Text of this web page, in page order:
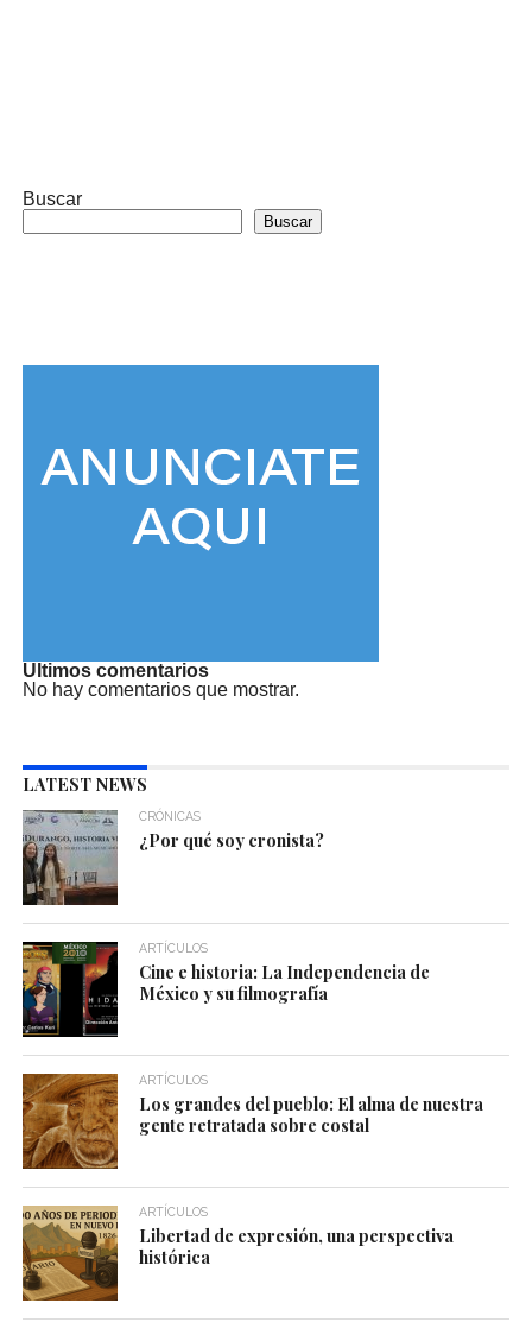
Buscar
Buscar
Ultimos comentarios
No hay comentarios que mostrar.
LATEST NEWS
CRÓNICAS
¿Por qué soy cronista?
ARTÍCULOS
Cine e historia: La Independencia de
México y su filmografía
ARTÍCULOS
Los grandes del pueblo: El alma de nuestra
gente retratada sobre costal
ARTÍCULOS
Libertad de expresión, una perspectiva
histórica